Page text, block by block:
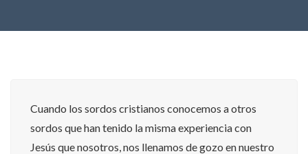
Cuando los sordos cristianos conocemos a otros
sordos que han tenido la misma experiencia con
Jesús que nosotros, nos llenamos de gozo en nuestro